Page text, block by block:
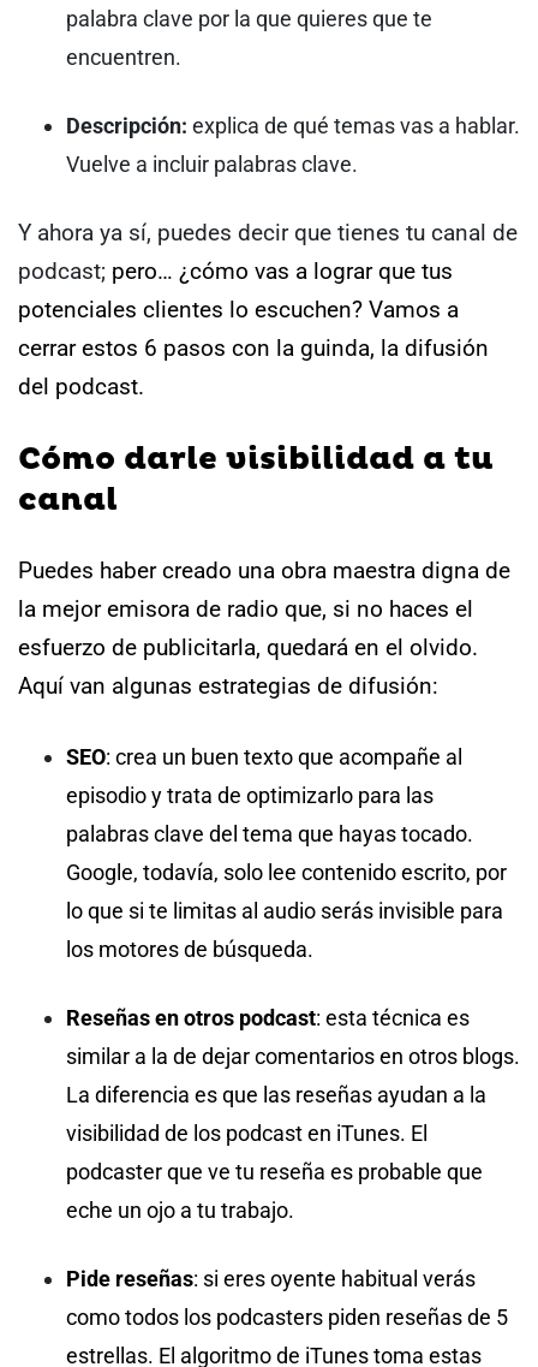
palabra clave por la que quieres que te
encuentren.
Descripción: explica de qué temas vas a hablar.
Vuelve a incluir palabras clave.
Y ahora ya sí, puedes decir que tienes tu canal de
podcast; pero… ¿cómo vas a lograr que tus
potenciales clientes lo escuchen? Vamos a
cerrar estos 6 pasos con la guinda, la difusión
del podcast.
Cómo darle visibilidad a tu
canal
Puedes haber creado una obra maestra digna de
la mejor emisora de radio que, si no haces el
esfuerzo de publicitarla, quedará en el olvido.
Aquí van algunas estrategias de difusión:
SEO: crea un buen texto que acompañe al
episodio y trata de optimizarlo para las
palabras clave del tema que hayas tocado.
Google, todavía, solo lee contenido escrito, por
lo que si te limitas al audio serás invisible para
los motores de búsqueda.
Reseñas en otros podcast: esta técnica es
similar a la de dejar comentarios en otros blogs.
La diferencia es que las reseñas ayudan a la
visibilidad de los podcast en iTunes. El
podcaster que ve tu reseña es probable que
eche un ojo a tu trabajo.
Pide reseñas: si eres oyente habitual verás
como todos los podcasters piden reseñas de 5
estrellas. El algoritmo de iTunes toma estas